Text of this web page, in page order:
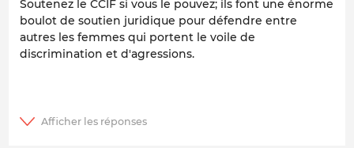
Soutenez le CCIF si vous le pouvez; ils font une énorme
boulot de soutien juridique pour défendre entre
autres les femmes qui portent le voile de
discrimination et d'agressions.